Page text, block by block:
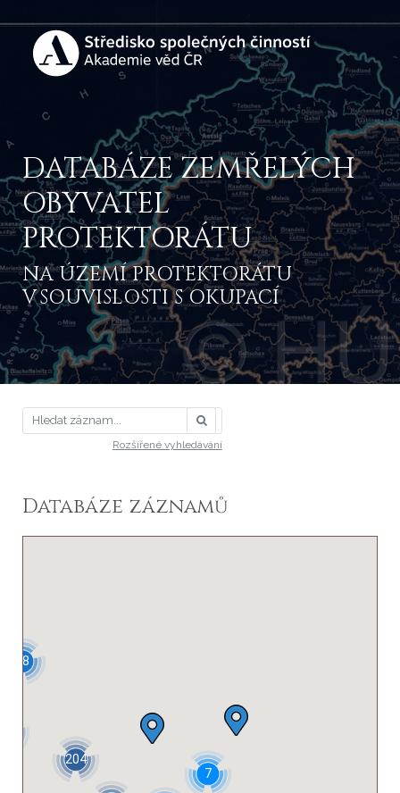
DATABÁZE ZEMŘELÝCH
OBYVATEL
PROTEKTORÁTU
NA ÚZEMÍ PROTEKTORÁTU
V SOUVISLOSTI S OKUPACÍ
Rozšířené vyhledávání
Databáze záznamů
48
204
7